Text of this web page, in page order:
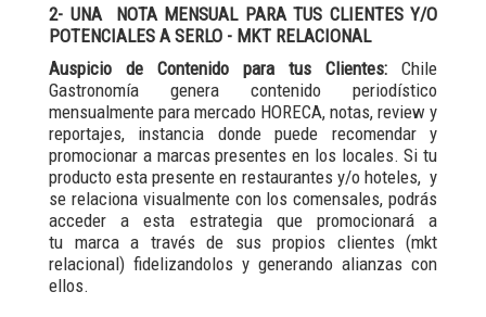
2- UNA NOTA MENSUAL PARA TUS CLIENTES Y/O
POTENCIALES A SERLO - MKT RELACIONAL
Auspicio de Contenido para tus Clientes: Chile
Gastronomía genera contenido periodístico
mensualmente para mercado HORECA, notas, review y
reportajes, instancia donde puede recomendar y
promocionar a marcas presentes en los locales. Si tu
producto esta presente en restaurantes y/o hoteles, y
se relaciona visualmente con los comensales, podrás
acceder a esta estrategia que promocionará a
tu marca a través de sus propios clientes (mkt
relacional) fidelizandolos y generando alianzas con
ellos.